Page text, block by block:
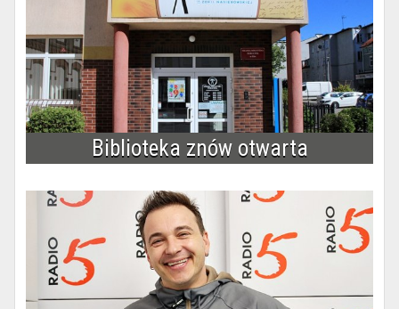
Biblioteka znów otwarta